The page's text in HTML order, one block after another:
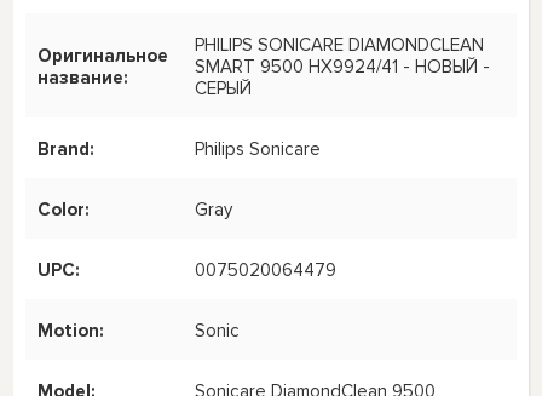
Оригинальное
название:
PHILIPS SONICARE DIAMONDCLEAN
SMART 9500 HX9924/41 - НОВЫЙ -
СЕРЫЙ
Brand: Philips Sonicare
Color: Gray
UPC: 0075020064479
Motion: Sonic
Model: Sonicare DiamondClean 9500